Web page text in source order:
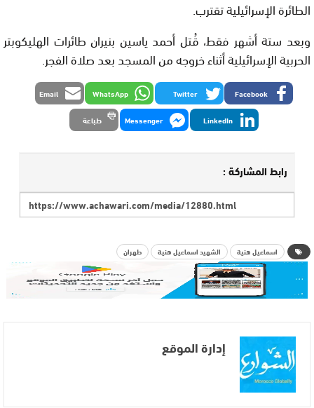
الطائرة الإسرائيلية تقترب.
وبعد ستة أشهر فقط، قُتل أحمد ياسين بنيران طائرات الهليكوبتر
الحربية الإسرائيلية أثناء خروجه من المسجد بعد صلاة الفجر.
Facebook
Twitter
WhatsApp
Email
LinkedIn
Messenger طباعة
رابط المشاركة :
اسماعيل هنية الشهيد اسماعيل هنية طهران
إدارة الموقع